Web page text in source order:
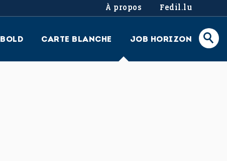
À propos Fedil.lu
BOLD CARTE BLANCHE JOB HORIZON